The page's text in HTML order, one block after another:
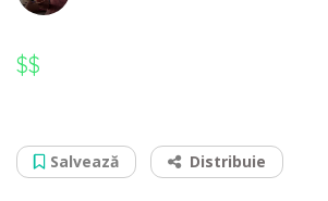
$$
Salvează
Distribuie